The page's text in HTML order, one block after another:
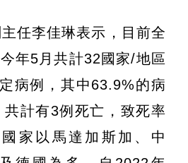
任李佳琳表示，目前全
年5月共計32國家/地區
病例，其中63.9%的病
計有3例死亡，致死率
家以馬達加斯加、中